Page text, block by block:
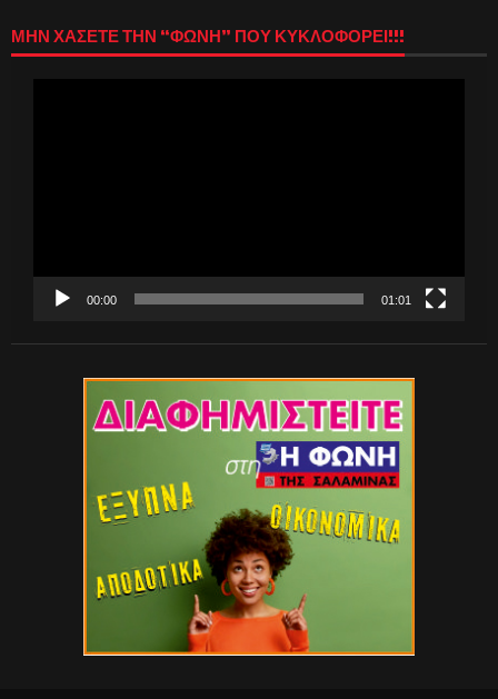
ΜΗΝ ΧΑΣΕΤΕ ΤΗΝ “ΦΩΝΗ” ΠΟΥ ΚΥΚΛΟΦΟΡΕΙ!!!
00:00 01:01